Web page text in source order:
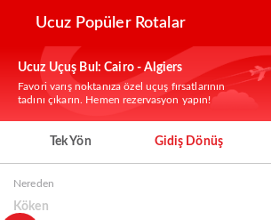
Ucuz Popüler Rotalar
Ucuz Uçuş Bul: Cairo - Algiers
Favori varış noktanıza özel uçuş fırsatlarının
tadını çıkarın. Hemen rezervasyon yapın!
Tek Yön Gidiş Dönüş
Nereden
Köken